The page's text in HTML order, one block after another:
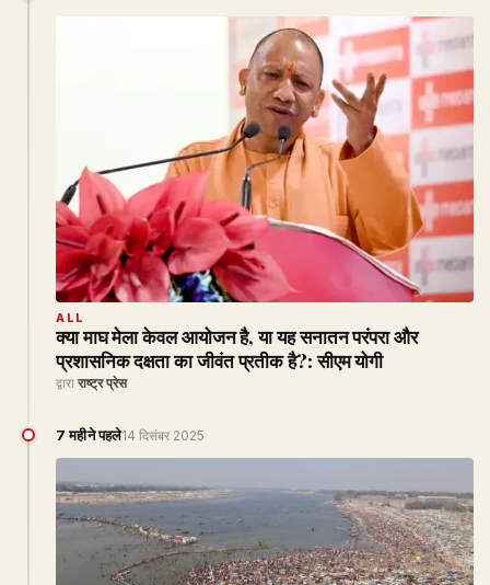
ALL
क्या माघ मेला केवल आयोजन है, या यह सनातन परंपरा और
प्रशासनिक दक्षता का जीवंत प्रतीक है?: सीएम योगी
द्वारा राष्ट्र प्रेस
7 महीने पहले14 दिसंबर 2025